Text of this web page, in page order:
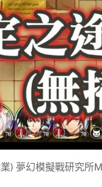
) 夢幻模擬戰研究